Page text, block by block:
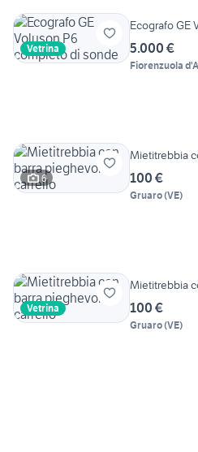
Vetrina
Ecografo GE
5.000 €
Fiorenzuola
6
Mietitrebbia
100 €
Gruaro(VE)
Vetrina
Mietitrebbia
100 €
Gruaro(VE)